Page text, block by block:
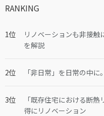
RANKING
リノベーションも非接
を解説
「非日常」を日常の中
「既存住宅における断
得にリノベーション